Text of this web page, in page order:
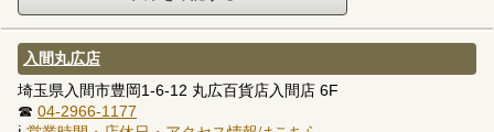
入間丸広店
埼玉県入間市豊岡1-6-12 丸広百貨店入間店 6F
☎ 04-2966-1177